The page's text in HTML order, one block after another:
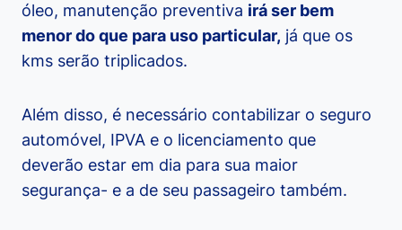
óleo, manutenção preventiva irá ser bem
menor do que para uso particular, já que os
kms serão triplicados.
Além disso, é necessário contabilizar o seguro
automóvel, IPVA e o licenciamento que
deverão estar em dia para sua maior
segurança- e a de seu passageiro também.